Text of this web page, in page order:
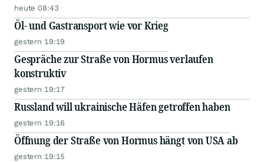
heute 08:43
Öl- und Gastransport wie vor Krieg
gestern 19:19
Gespräche zur Straße von Hormus verlaufen
konstruktiv
gestern 19:17
Russland will ukrainische Häfen getroffen haben
gestern 19:16
Öffnung der Straße von Hormus hängt von USA ab
gestern 19:15